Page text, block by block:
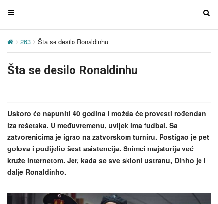
T
g
e
i
g
a
t
i
o
T
i
a
263 Šta se desilo Ronaldinhu
Šta se desilo Ronaldinhu
Uskoro će napuniti 40 godina i možda će provesti rođendan
iza rešetaka. U međuvremenu, uvijek ima fudbal. Sa
zatvorenicima je igrao na zatvorskom turniru. Postigao je pet
golova i podijelio šest asistencija. Snimci majstorija već
kruže internetom. Jer, kada se sve skloni ustranu, Dinho je i
dalje Ronaldinho.